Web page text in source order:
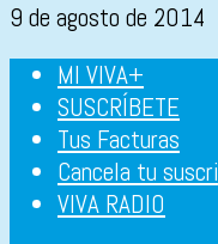
9 de agosto de 2014
MI VIVA+
SUSCRÍBETE
Tus Facturas
Cancela tu
VIVA RADIO